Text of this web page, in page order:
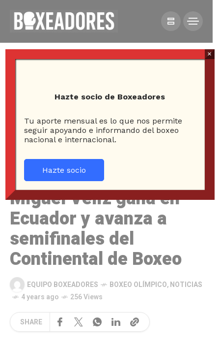
HOME
NOTICIAS
MIGUEL VELIZ GANA EN ECUADOR Y AVANZA A
SEMIFINALES DEL CONTINENTAL DE BOXEO
Miguel Veliz gana en
Ecuador y avanza a
semifinales del
Continental de Boxeo
EQUIPO BOXEADORES BOXEO OLÍMPICO,NOTICIAS
4 years ago
256 Views
SHARE
Hazte socio de Boxeadores
Tu aporte mensual es lo que nos permite
seguir apoyando e informando del boxeo
nacional e internacional.
Hazte socio
×